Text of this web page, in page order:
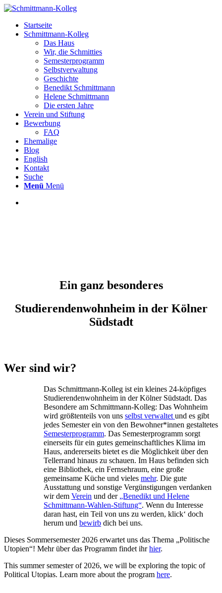
Startseite
Schmittmann-Kolleg
Das Haus
Wir, die Schmitties
Semesterprogramm
Selbstverwaltung
Geschichte
Benedikt Schmittmann
Helene Schmittmann
Die ersten Jahre
Verein und Stiftung
Bewerbung
FAQ
Ehemalige
Blog
English
Kontakt
Suche
Menü Menü
Ein ganz besonderes
Studierendenwohnheim in der Kölner
Südstadt
Wer sind wir?
Das Schmittmann-Kolleg ist ein kleines 24-köpfiges
Studierendenwohnheim in der Kölner Südstadt. Das
Besondere am Schmittmann-Kolleg: Das Wohnheim
wird größtenteils von uns selbst verwaltet und es gibt
jedes Semester ein von den Bewohner*innen gestaltetes
Semesterprogramm. Das Semesterprogramm sorgt
einerseits für ein gutes gemeinschaftliches Klima im
Haus, andererseits bietet es die Möglichkeit über den
Tellerrand hinaus zu schauen. Im Haus befinden sich
eine Bibliothek, ein Fernsehraum, eine große
gemeinsame Küche und vieles mehr. Die gute
Ausstattung und sonstige Vergünstigungen verdanken
wir dem Verein und der „Benedikt und Helene
Schmittmann-Wahlen-Stiftung“. Wenn du Interesse
daran hast, ein Teil von uns zu werden, klick‘ doch
herum und bewirb dich bei uns.
Dieses Sommersemester 2026 erwartet uns das Thema „Politische
Utopien“! Mehr über das Programm findet ihrhier.
This summer semester of 2026, we will be exploring the topic of
Political Utopias. Learn more about the program here.